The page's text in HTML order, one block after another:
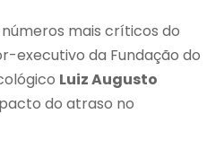
mais críticos do
executivo da Fundação do
Luiz Augusto
do atraso no